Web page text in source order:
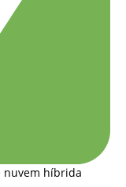
nuvem híbrida